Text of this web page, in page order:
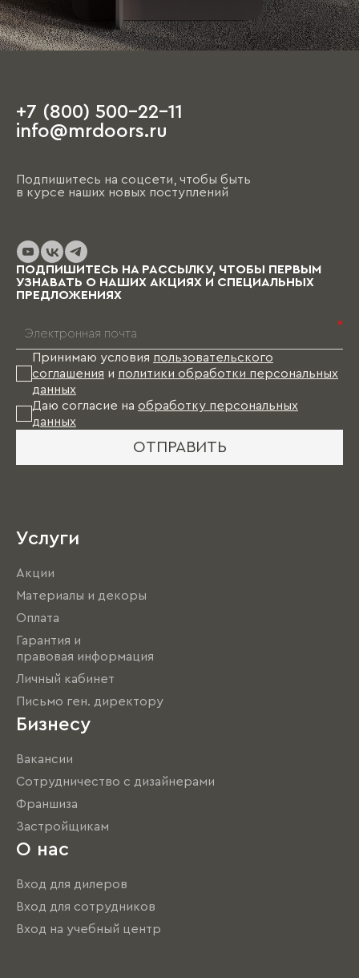
+7 (800) 500-22-11
info@mrdoors.ru
Подпишитесь на соцсети, чтобы быть
в курсе наших новых поступлений
ПОДПИШИТЕСЬ НА РАССЫЛКУ, ЧТОБЫ ПЕРВЫМ
УЗНАВАТЬ О НАШИХ АКЦИЯХ И СПЕЦИАЛЬНЫХ
ПРЕДЛОЖЕНИЯХ
*
Принимаю условия пользовательского
соглашения и политики обработки персональных
данных
Даю согласие на обработку персональных
данных
ОТПРАВИТЬ
Услуги
Акции
Материалы и декоры
Оплата
Гарантия и
правовая информация
Личный кабинет
Письмо ген. директору
Бизнесу
Вакансии
Сотрудничество с дизайнерами
Франшиза
Застройщикам
О нас
Вход для дилеров
Вход для сотрудников
Вход на учебный центр